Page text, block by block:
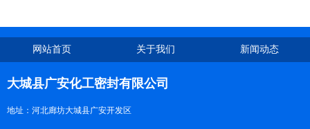
网站首页 关于我们 新闻动态
大城县广安化工密封有限公司
地址：河北廊坊大城县广安开发区